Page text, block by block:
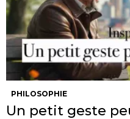
PHILOSOPHIE
Un petit geste